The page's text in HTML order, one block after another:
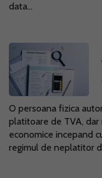
data...
O persoana fizica
platitoare de TVA, dar
economice incepand
regimul de neplatitor